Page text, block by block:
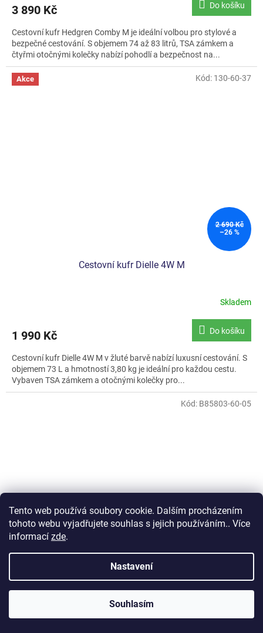
Tento web používá soubory cookie. Dalším procházením
tohoto webu vyjadřujete souhlas s jejich používáním.. Více
informací zde.
Nastavení
Souhlasím
3 890 Kč Do košíku
Cestovní kufr Hedgren Comby M je ideální volbou pro stylové a
bezpečné cestování. S objemem 74 až 83 litrů, TSA zámkem a
čtyřmi otočnými kolečky nabízí pohodlí a bezpečnost na...
Akce
2 690 Kč
–26 %
Cestovní kufr Dielle 4W M
Skladem
1 990 Kč Do košíku
Cestovní kufr Dielle 4W M v žluté barvě nabízí luxusní cestování. S
objemem 73 L a hmotností 3,80 kg je ideální pro každou cestu.
Vybaven TSA zámkem a otočnými kolečky pro...
Kód: 130-60-37
Cestovní kufr Snowball PC 4W M
Kód: B85803-60-05